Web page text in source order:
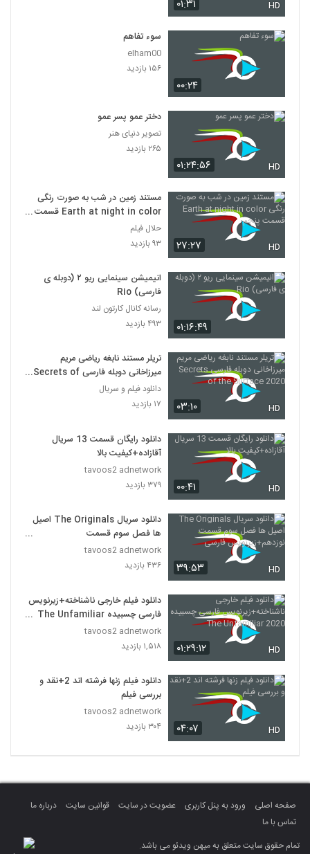
۰۱:۳۱ HD
۰۰:۲۴
سوء تفاهم
elham00
۱۵۶ بازدید
۰۱:۲۴:۵۶ HD
دختر عمو پسر عمو
تصویر دنیای هنر
۲۶۵ بازدید
۲۷:۲۷ HD
مستند زمین در شب به صورت رنگی
Earth at night in color قسمت
پنجم
حلال فیلم
۹۳ بازدید
۰۱:۱۶:۴۹
انیمیشن‌ سینمایی ریو ۲ (دوبله ی
فارسی) Rio
رسانه کانال کارتون لند
۴۹۳ بازدید
۰۳:۱۰ HD
تریلر مستند نابغه ریاضی مریم
میرزاخانی دوبله فارسی Secrets of
the Surface 2020
دانلود فیلم و سریال
۱۷ بازدید
۰۰:۴۱ HD
دانلود رایگان قسمت 13 سریال
آقازاده+کیفیت بالا
tavoos2 adnetwork
۳۷۹ بازدید
۳۹:۵۳ HD
دانلود سریال The Originals اصیل
ها فصل سوم قسمت
نوزدهم+زیرنویس فارسی
tavoos2 adnetwork
۴۳۶ بازدید
۰۱:۲۹:۱۲ HD
دانلود فیلم خارجی ناشناخته+زیرنویس
فارسی چسبیده The Unfamiliar
2020
tavoos2 adnetwork
۱,۵۱۸ بازدید
۰۴:۰۷ HD
دانلود فیلم زنها فرشته اند 2+نقد و
بررسی فیلم
tavoos2 adnetwork
۳۰۴ بازدید
صفحه اصلی ورود به پنل کاربری عضویت در سایت قوانین سایت
درباره ما
تماس با ما
تمام حقوق سایت متعلق به میهن ویدئو می باشد.